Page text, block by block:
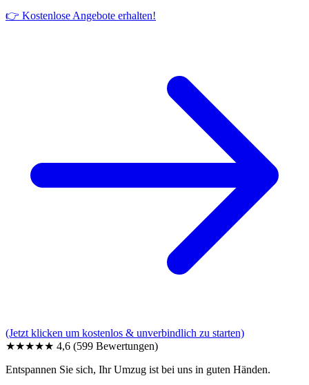
👉 Kostenlose Angebote erhalten!
(Jetzt klicken um kostenlos & unverbindlich zu starten)
★★★★★ 4,6 (599 Bewertungen)
Entspannen Sie sich, Ihr Umzug ist bei uns in guten Händen.